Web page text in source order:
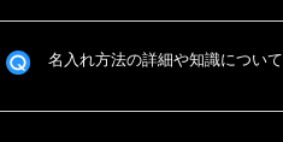
名入れ方法の詳細や知識について